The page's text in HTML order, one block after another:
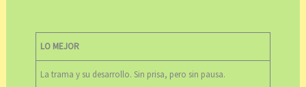
LO MEJOR
La trama y su desarrollo. Sin prisa, pero sin pausa.